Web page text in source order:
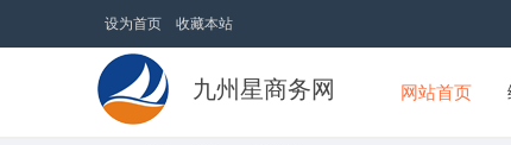
设为首页 收藏本站
九州星商务网 网站首页